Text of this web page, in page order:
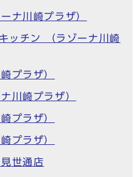
ナ川崎プラザ）
ッチン （ラゾーナ川崎
プラザ）
川崎プラザ）
プラザ）
プラザ）
世通店